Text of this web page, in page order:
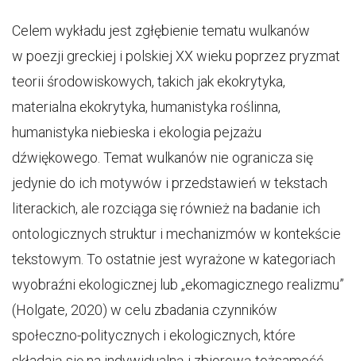
Celem wykładu jest zgłębienie tematu wulkanów
w poezji greckiej i polskiej XX wieku poprzez pryzmat
teorii środowiskowych, takich jak ekokrytyka,
materialna ekokrytyka, humanistyka roślinna,
humanistyka niebieska i ekologia pejzażu
dźwiękowego. Temat wulkanów nie ogranicza się
jedynie do ich motywów i przedstawień w tekstach
literackich, ale rozciąga się również na badanie ich
ontologicznych struktur i mechanizmów w kontekście
tekstowym. To ostatnie jest wyrażone w kategoriach
wyobraźni ekologicznej lub „ekomagicznego realizmu”
(Holgate, 2020) w celu zbadania czynników
społeczno-politycznych i ekologicznych, które